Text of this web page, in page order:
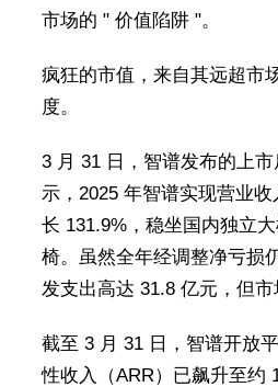
市场的 " 价值陷阱 "。
疯狂的市值，来自其远超市
度。
3 月 31 日，智谱发布的上
示，2025 年智谱实现营业
长 131.9%，稳坐国内独立
椅。虽然全年经调整净亏损
发支出高达 31.8 亿元，但市
截至 3 月 31 日，智谱开放
性收入（ARR）已飙升至约